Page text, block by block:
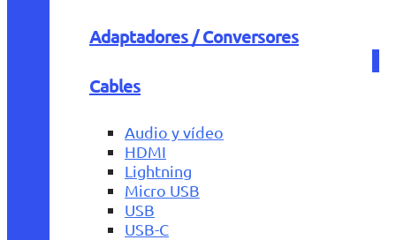
Adaptadores / Conversores
Cables
Audio y vídeo
HDMI
Lightning
Micro USB
USB
USB-C